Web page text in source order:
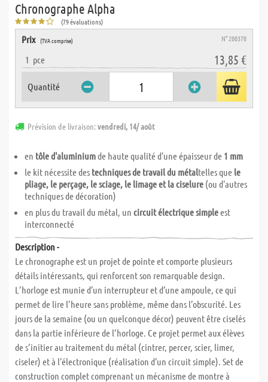
Chronographe Alpha
(79 évaluations)
Prix (TVA comprise) N° 200370
1 pce 13,85 €
Quantité
Prévision de livraison:vendredi, 14/ août
en tôle d'aluminiumde haute qualité d'une épaisseur de 1 mm
le kit nécessite des techniques de travail du métaltelles que le
pliage, le perçage, le sciage, le limage et la ciselure (ou d'autres
techniques de décoration)
en plus du travail du métal, un circuit électrique simpleest
interconnecté
Description -
Le chronographe est un projet de pointe et comporte plusieurs
détails intéressants, qui renforcent son remarquable design.
L’horloge est munie d’un interrupteur et d’une ampoule, ce qui
permet de lire l’heure sans problème, même dans l’obscurité. Les
jours de la semaine (ou un quelconque décor) peuvent être ciselés
dans la partie inférieure de l’horloge. Ce projet permet aux élèves
de s’initier au traitement du métal (cintrer, percer, scier, limer,
ciseler) et à l’électronique (réalisation d’un circuit simple). Set de
construction complet comprenant un mécanisme de montre à